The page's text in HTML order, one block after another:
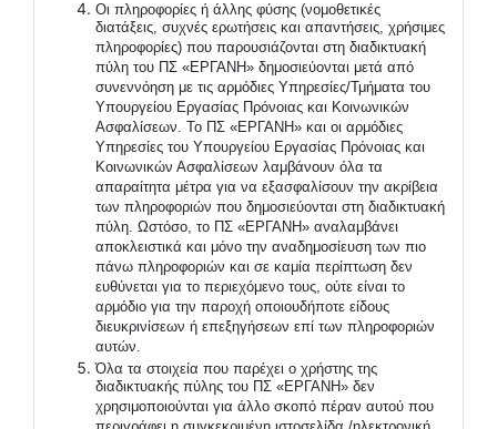
Οι πληροφορίες ή άλλης φύσης (νομοθετικές
διατάξεις, συχνές ερωτήσεις και απαντήσεις, χρήσιμες
πληροφορίες) που παρουσιάζονται στη διαδικτυακή
πύλη του ΠΣ «ΕΡΓΑΝΗ» δημοσιεύονται μετά από
συνεννόηση με τις αρμόδιες Υπηρεσίες/Τμήματα του
Υπουργείου Εργασίας Πρόνοιας και Κοινωνικών
Ασφαλίσεων. Το ΠΣ «ΕΡΓΑΝΗ» και οι αρμόδιες
Υπηρεσίες του Υπουργείου Εργασίας Πρόνοιας και
Κοινωνικών Ασφαλίσεων λαμβάνουν όλα τα
απαραίτητα μέτρα για να εξασφαλίσουν την ακρίβεια
των πληροφοριών που δημοσιεύονται στη διαδικτυακή
πύλη. Ωστόσο, το ΠΣ «ΕΡΓΑΝΗ» αναλαμβάνει
αποκλειστικά και μόνο την αναδημοσίευση των πιο
πάνω πληροφοριών και σε καμία περίπτωση δεν
ευθύνεται για το περιεχόμενο τους, ούτε είναι το
αρμόδιο για την παροχή οποιουδήποτε είδους
διευκρινίσεων ή επεξηγήσεων επί των πληροφοριών
αυτών.
Όλα τα στοιχεία που παρέχει ο χρήστης της
διαδικτυακής πύλης του ΠΣ «ΕΡΓΑΝΗ» δεν
χρησιμοποιούνται για άλλο σκοπό πέραν αυτού που